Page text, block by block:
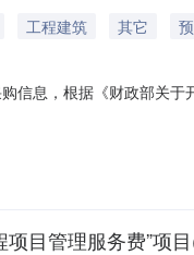
工程建筑 其它
信息，根据《财政部关
03月是否本次公开的采
目管理服务费”项